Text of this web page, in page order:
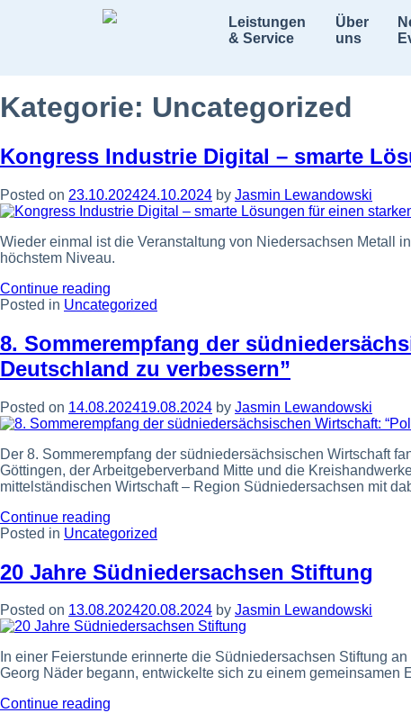
Leistungen
& Service
Über
uns
Kategorie: Uncategorized
Kongress Industrie Digital – smarte
Posted on 23.10.202424.10.2024 by Jasmin Lewandowski
Wieder einmal ist die Veranstaltung von Niedersachsen Metall
höchstem Niveau.
Continue reading
Industrie
–
smarte
Lösungen
für
einen
starken
Standort”
Posted in Uncategorized
8. Sommerempfang der
Deutschland zu verbessern”
Posted on 14.08.202419.08.2024 by Jasmin Lewandowski
Der 8. Sommerempfang der südniedersächsischen Wirtschaft
Göttingen, der Arbeitgeberverband Mitte und die
mittelständischen Wirtschaft – Region Südniedersachsen mit
Continue reading
Sommerempfang
südniedersächsischen
Wirtschaft:
ist
gefordert,
Standortbedingungen
in
Posted in Uncategorized
20 Jahre Südniedersachsen Stiftung
Posted on 13.08.202420.08.2024 by Jasmin Lewandowski
In einer Feierstunde erinnerte die Südniedersachsen Stiftung
Georg Näder begann, entwickelte sich zu einem
Continue reading